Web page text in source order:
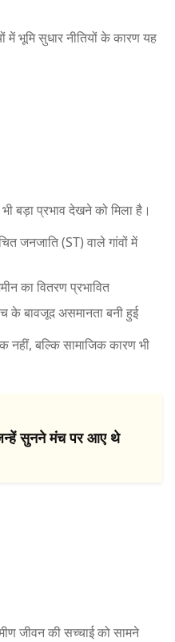
भूमि सुधार नीतियों के कारण यह
बड़ा प्रभाव देखने को मिला है।
जनजाति (ST) वाले गांवों में
का वितरण प्रभावित
के बावजूद असमानता बनी हुई
नहीं, बल्कि सामाजिक कारण भी
जिन्हें सुनने मंच पर आए थे
जीवन की सच्चाई को सामने